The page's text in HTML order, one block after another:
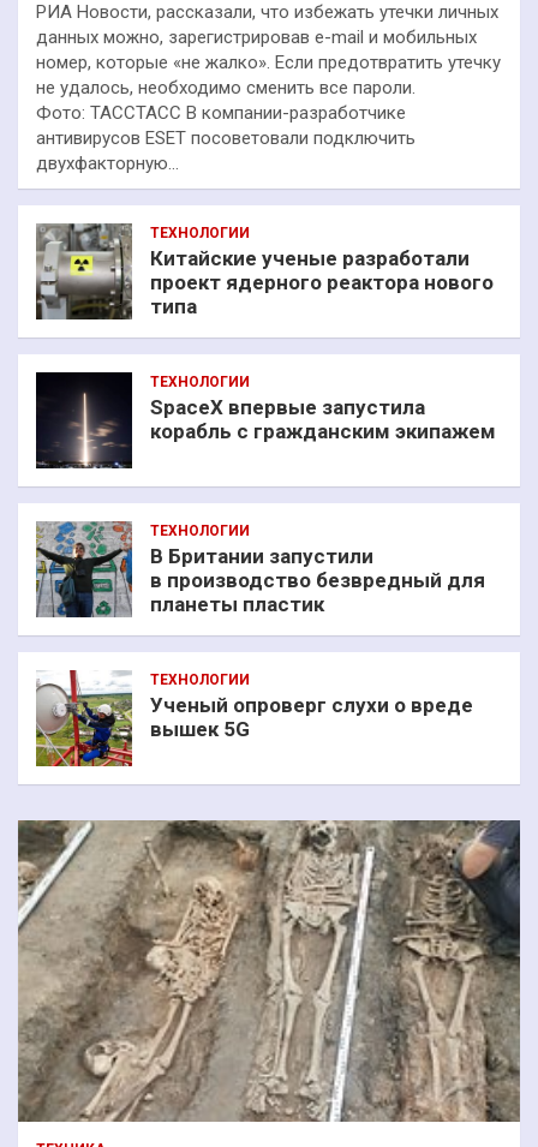
РИА Новости, рассказали, что избежать утечки личных
данных можно, зарегистрировав e-mail и мобильных
номер, которые «не жалко». Если предотвратить утечку
не удалось, необходимо сменить все пароли.
Фото: ТАССТАСС В компании-разработчике
антивирусов ESET посоветовали подключить
двухфакторную…
ТЕХНОЛОГИИ
Китайские ученые разработали
проект ядерного реактора нового
типа
ТЕХНОЛОГИИ
SpaceX впервые запустила
корабль с гражданским экипажем
ТЕХНОЛОГИИ
В Британии запустили
в производство безвредный для
планеты пластик
ТЕХНОЛОГИИ
Ученый опроверг слухи о вреде
вышек 5G